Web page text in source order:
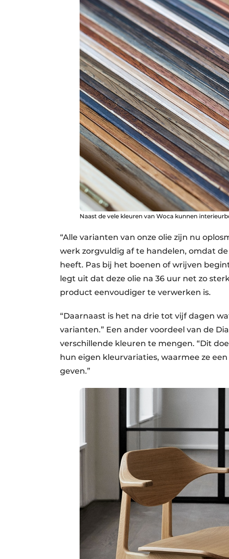
Naast de vele kleuren van Woca kunnen
“Alle varianten van onze olie zijn nu
werk zorgvuldig af te handelen, omdat
heeft. Pas bij het boenen of wrijven
legt uit dat deze olie na 36 uur net zo
product eenvoudiger te verwerken is.
“Daarnaast is het na drie tot vijf dagen
varianten.” Een ander voordeel van de
verschillende kleuren te mengen. “Dit
hun eigen kleurvariaties, waarmee ze
geven.”